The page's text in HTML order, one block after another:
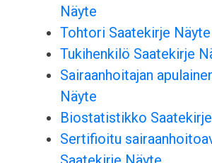
Näyte
Tohtori Saatekirje Näyte
Tukihenkilö Saatekirje
Sairaanhoitajan
Näyte
Biostatistikko
Sertifioitu